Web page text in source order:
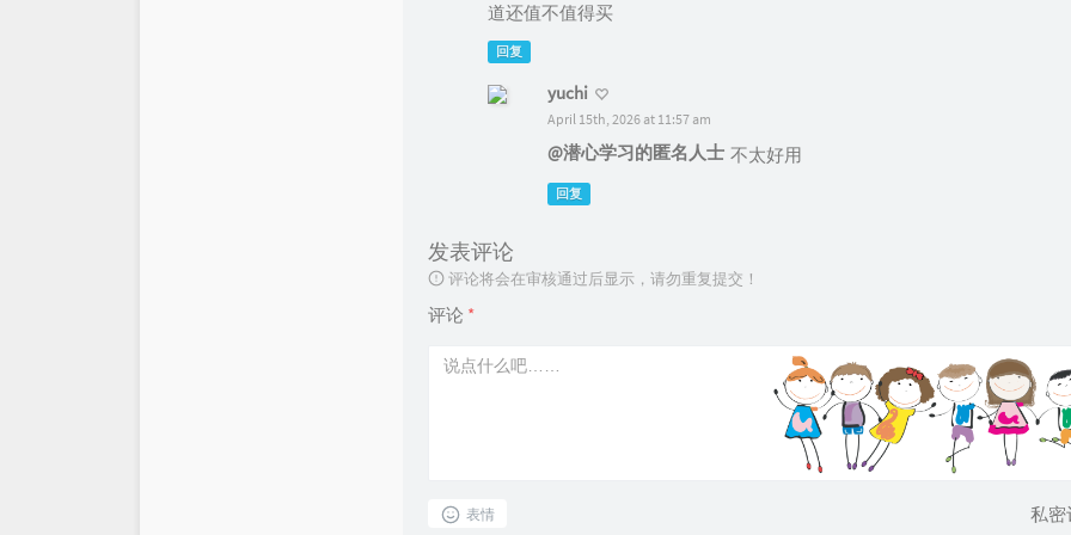
道还值不值得买
回复
yuchi
April 15th, 2026 at 11:57 am
@潜心学习的匿名人士 不太好用
回复
发表评论
评论将会在审核通过后显示，请勿重复提交！
评论 *
表情 私密